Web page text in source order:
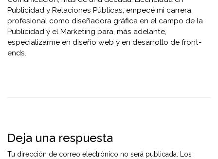
Publicidad y Relaciones Públicas, empecé mi carrera
profesional como diseñadora gráfica en el campo de la
Publicidad y el Marketing para, más adelante,
especializarme en diseño web y en desarrollo de front-
ends.
Deja una respuesta
Tu dirección de correo electrónico no será publicada. Los